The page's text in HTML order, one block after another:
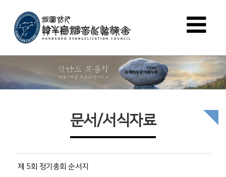
문서/서식자료
제 5회 정기총회 순서지